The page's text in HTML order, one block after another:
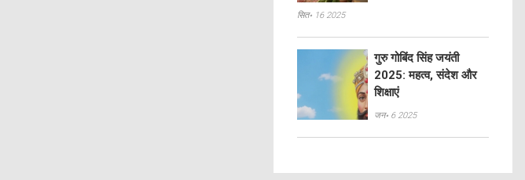
सित॰ 16 2025
गुरु गोबिंद सिंह जयंती
2025: महत्व, संदेश और
शिक्षाएं
जन॰ 6 2025